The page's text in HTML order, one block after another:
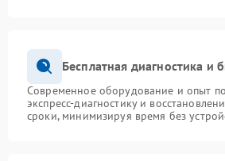
Бесплатная диагностика и
Современное оборудование и опыт
экспресс-диагностику и
сроки, минимизируя время без